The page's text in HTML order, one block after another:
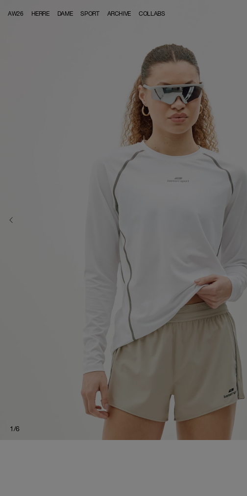
AW26 HERRE DAME SPORT ARCHIVE COLLABS
1/6